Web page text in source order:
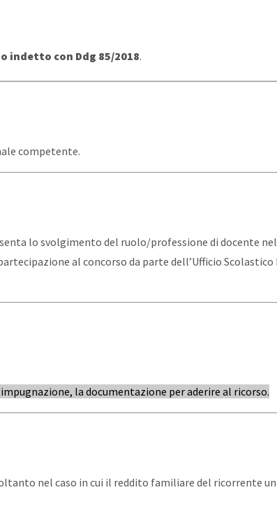
indetto con Ddg 85/2018.
competente.
lo svolgimento del ruolo/professione di docente
al concorso da parte dell’Ufficio Scolastico
la documentazione per aderire al ricorso.
nel caso in cui il reddito familiare del ricorrente